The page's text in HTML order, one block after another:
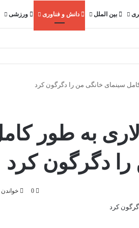
بین الملل دانش و فناوری ورزشی
یک ابزار 180 دلاری به طور
دگرگون کرد
0 خواندن این